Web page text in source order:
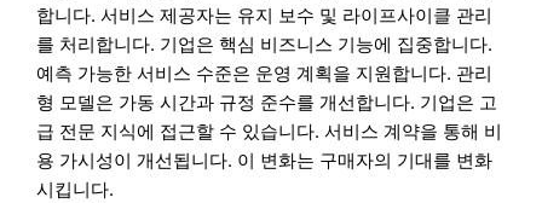
합니다. 서비스 제공자는 유지 보수 및 라이프사이클 관리
를 처리합니다. 기업은 핵심 비즈니스 기능에 집중합니다.
예측 가능한 서비스 수준은 운영 계획을 지원합니다. 관리
형 모델은 가동 시간과 규정 준수를 개선합니다. 기업은 고
급 전문 지식에 접근할 수 있습니다. 서비스 계약을 통해 비
용 가시성이 개선됩니다. 이 변화는 구매자의 기대를 변화
시킵니다.